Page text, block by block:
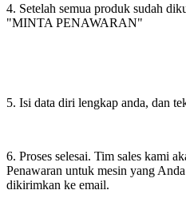
4. Setelah semua produk sudah
"MINTA PENAWARAN"
5. Isi data diri lengkap anda, dan
6. Proses selesai. Tim sales kami
Penawaran untuk mesin yang
dikirimkan ke email.